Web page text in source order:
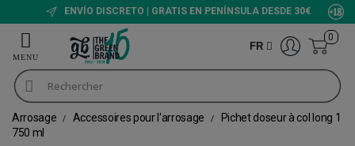
ENVÍO DISCRETO | GRATIS EN PENÍNSULA DESDE 30€
FR
0
Arrosage Accessoires pour l'arrosage
Pichet doseur à col long 1
750 ml